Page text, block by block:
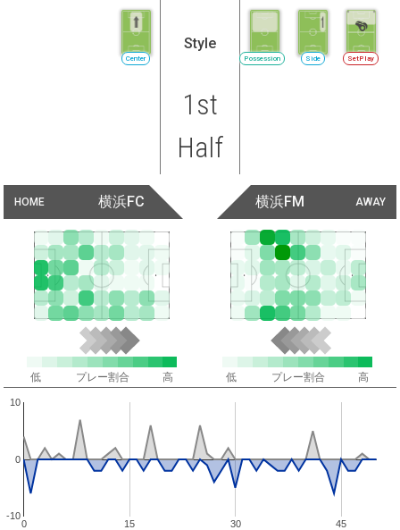
Center
Style
Possession Side SetPlay
1st
Half
HOME 横浜FC AWAY
横浜FM
低 プレー割合 高 低 プレー割合 高
0 15 30 45
-10
0
10